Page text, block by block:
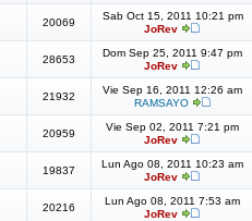
20069
Sab Oct 15, 2011 10:21 pm
JoRev
28653
Dom Sep 25, 2011 9:47 pm
JoRev
21932
Vie Sep 16, 2011 12:26 am
RAMSAYO
20959
Vie Sep 02, 2011 7:21 pm
JoRev
19837
Lun Ago 08, 2011 10:23 am
JoRev
20216
Lun Ago 08, 2011 7:53 am
JoRev